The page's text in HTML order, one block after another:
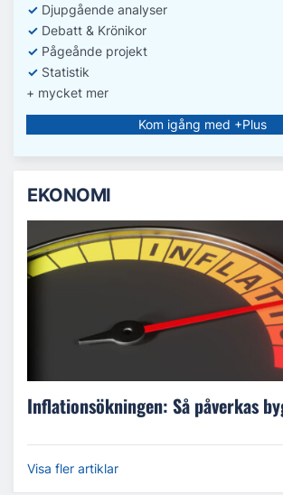
✓ Djupgående analyser
✓ Debatt & Krönikor
✓ Pågeånde projekt
✓ Statistik
+ mycket mer
Kom igång med +Plus
EKONOMI
Inflationsökningen: Så påverkas
Visa fler artiklar